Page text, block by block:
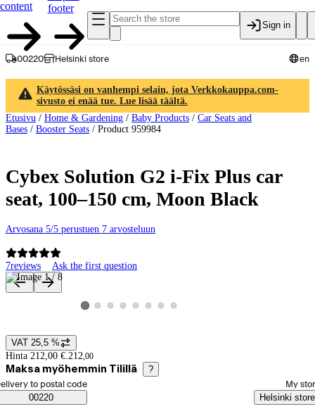
content
footer
Sign in
00220 Helsinki store en
Käytössäsi on vanhempi selain, jota Verkkokauppa.com-
sivusto ei enää tue. Lue lisää täältä.
Etusivu / Home & Gardening / Baby Products / Car Seats and
Bases / Booster Seats / Product 959984
Cybex Solution G2 i-Fix Plus car
seat, 100–150 cm, Moon Black
Arvosana 5/5 perustuen 7 arvosteluun
7reviews Ask the first question
Product images and videos
View product image 1
View product image 2
View product image 3
View product image 4
View product image 5
View product image 6
View product image 7
View product image 8
Price details
VAT 25,5 %
Hinta 212,00 €. 212,00
Maksa myöhemmin Tilillä ?
Saatavuustiedot
order method
to postal code
00220
My
Helsinki store